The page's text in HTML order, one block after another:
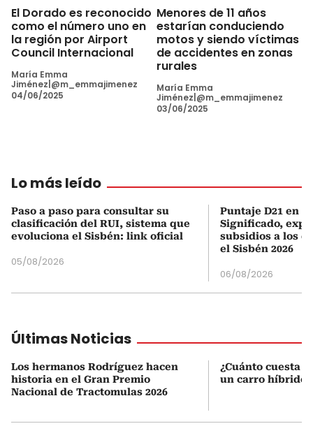
El Dorado es reconocido
como el número uno en
la región por Airport
Council Internacional
María Emma
Jiménez|@m_emmajimenez
04/06/2025
Menores de 11 años
estarían conduciendo
motos y siendo víctimas
de accidentes en zonas
rurales
María Emma
Jiménez|@m_emmajimenez
03/06/2025
Lo más leído
Paso a paso para consultar su
clasificación del RUI, sistema que
evoluciona el Sisbén: link oficial
05/08/2026
Puntaje D21 en
Significado,
subsidios a los
el Sisbén 2026
06/08/2026
Últimas Noticias
Los hermanos Rodríguez hacen
historia en el Gran Premio
Nacional de Tractomulas 2026
¿Cuánto cuesta
un carro híbrido